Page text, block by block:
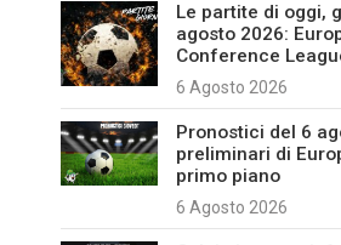
Le partite di oggi,
agosto 2026:
Conference
6 Agosto 2026
Pronostici del 6
preliminari di
primo piano
6 Agosto 2026